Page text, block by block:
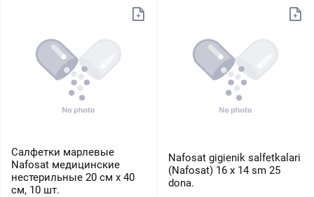
Салфетки марлевые
Nafosat медицинские
нестерильные 20 см х 40
см, 10 шт.
Nafosat gigienik salfetkalari
(Nafosat) 16 х 14 sm 25
dona.